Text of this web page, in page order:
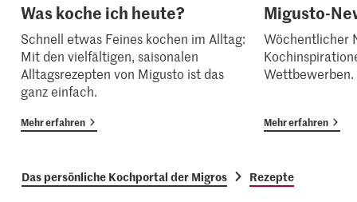
Was koche ich heute?
Schnell etwas Feines kochen im Alltag:
Mit den vielfältigen, saisonalen
Alltagsrezepten von Migusto ist das
ganz einfach.
Mehr erfahren
Migusto-
Wöchentlicher
Wettbewerben.
Mehr erfahren
Das persönliche Kochportal der Migros Rezepte